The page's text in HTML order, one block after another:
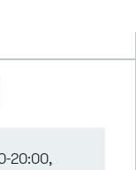
20:00,